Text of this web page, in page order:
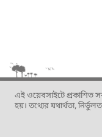
এই ওয়েবসাইটে প্রকাশিত
হয়। তথ্যের যথার্থতা,